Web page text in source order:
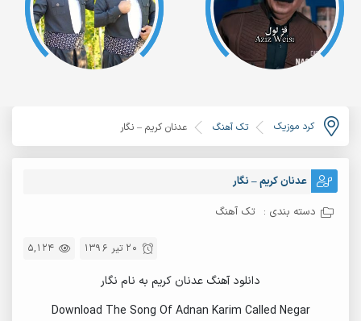
کرد موزیک تک آهنگ عدنان کریم – نگار
عدنان کریم – نگار
دسته بندی : تک آهنگ
5,124 20 تیر 1396
دانلود آهنگ عدنان کریم به نام نگار
Download The Song Of Adnan Karim Called Negar